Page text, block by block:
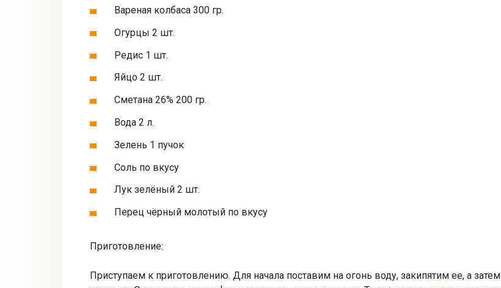
Вареная колбаса 300 гр.
Огурцы 2 шт.
Редис 1 шт.
Яйцо 2 шт.
Сметана 26% 200 гр.
Вода 2 л.
Зелень 1 пучoк
Соль по вкусу
Лук зелёный 2 шт.
Перец чёрный молотый по вкусу
Приготовление:
Приступаем к приготовлению. Для начала поставим на огонь воду, закипятим ее, а затем